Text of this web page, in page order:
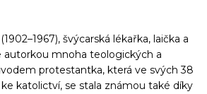
švýcarská lékařka, laička a
autorkou mnoha teologických a
protestantka, která ve svých 38
katolictví, se stala známou také díky